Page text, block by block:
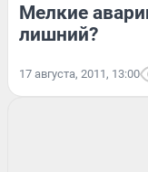
Мелкие
лишний?
17 августа, 2011, 13:00